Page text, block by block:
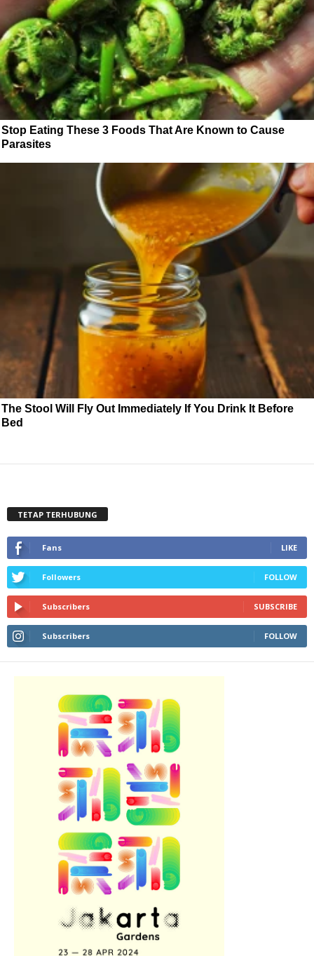
Stop Eating These 3 Foods That Are Known to Cause
Parasites
The Stool Will Fly Out Immediately If You Drink It Before
Bed
TETAP TERHUBUNG
Fans LIKE
Followers FOLLOW
Subscribers SUBSCRIBE
Subscribers FOLLOW